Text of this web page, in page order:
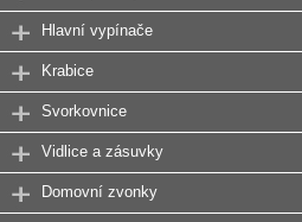
Hlavní vypínače
Krabice
Svorkovnice
Vidlice a zásuvky
Domovní zvonky